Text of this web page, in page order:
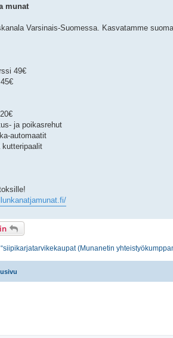
munat
Varsinais-Suomessa. Kasvatamme
49€
ja poikasrehut
automaatit
kutteripaalit
(Munanetin